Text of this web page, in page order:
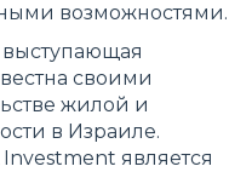
возможностями.
выступающая
своими
жилой и
в Израиле.
является